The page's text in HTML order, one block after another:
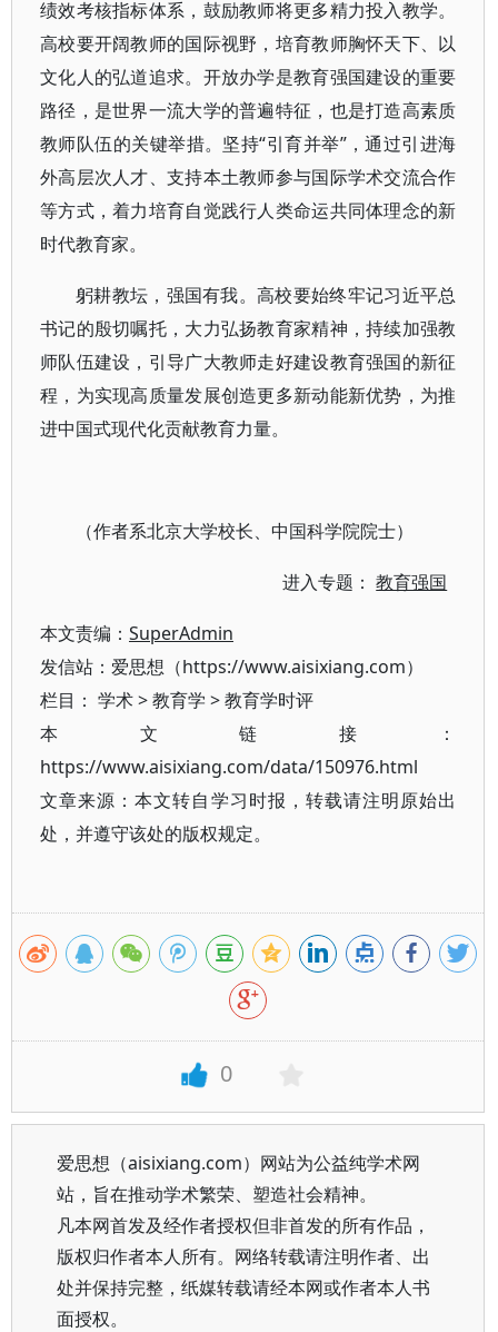
绩效考核指标体系，鼓励教师将更多精力投入教学。
高校要开阔教师的国际视野，培育教师胸怀天下、以
文化人的弘道追求。开放办学是教育强国建设的重要
路径，是世界一流大学的普遍特征，也是打造高素质
教师队伍的关键举措。坚持“引育并举”，通过引进海
外高层次人才、支持本土教师参与国际学术交流合作
等方式，着力培育自觉践行人类命运共同体理念的新
时代教育家。
躬耕教坛，强国有我。高校要始终牢记习近平总
书记的殷切嘱托，大力弘扬教育家精神，持续加强教
师队伍建设，引导广大教师走好建设教育强国的新征
程，为实现高质量发展创造更多新动能新优势，为推
进中国式现代化贡献教育力量。
（作者系北京大学校长、中国科学院院士）
进入专题：教育强国
本文责编： SuperAdmin
发信站：爱思想（https://www.aisixiang.com）
栏目： 学术>教育学 >教育学时评
本文链接：
https://www.aisixiang.com/data/150976.html
文章来源：本文转自学习时报，转载请注明原始出
处，并遵守该处的版权规定。
0
爱思想（aisixiang.com）网站为公益纯学术网
站，旨在推动学术繁荣、塑造社会精神。
凡本网首发及经作者授权但非首发的所有作品，
版权归作者本人所有。网络转载请注明作者、出
处并保持完整，纸媒转载请经本网或作者本人书
面授权。